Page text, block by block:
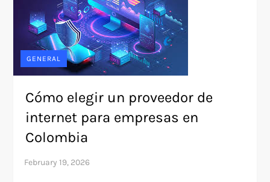
GENERAL
Cómo elegir un proveedor de
internet para empresas en
Colombia